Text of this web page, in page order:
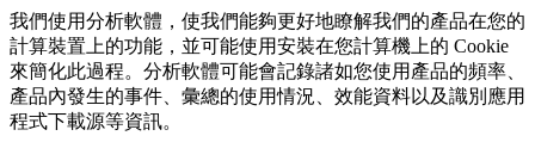
我們使用分析軟體，使我們能夠更好地瞭解我們的產品在您的
計算裝置上的功能，並可能使用安裝在您計算機上的 Cookie
來簡化此過程。分析軟體可能會記錄諸如您使用產品的頻率、
產品內發生的事件、彙總的使用情況、效能資料以及識別應用
程式下載源等資訊。